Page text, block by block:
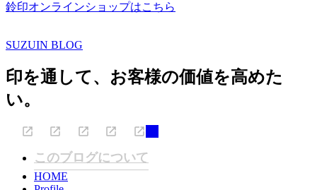
鈴印オンラインショップはこちら
SUZUIN BLOG
印を通して、お客様の価値を高めた
い。
このブログについて
HOME